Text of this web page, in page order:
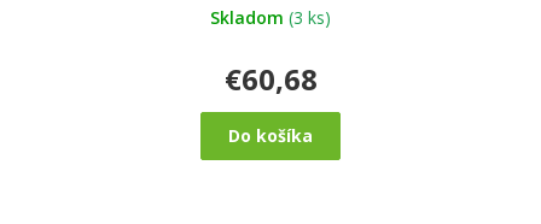
Skladom (3 ks)
€60,68
Do košíka